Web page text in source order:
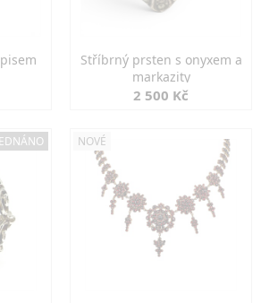
Stříbrný prsten s onyxem a
markazity
2 500 Kč
NOVÉ